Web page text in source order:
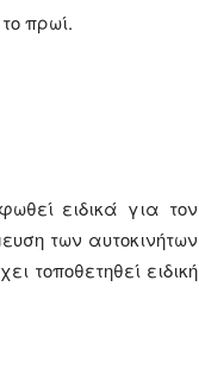
πρωί.
ειδικά για τον
των αυτοκινήτων
τοποθετηθεί ειδική